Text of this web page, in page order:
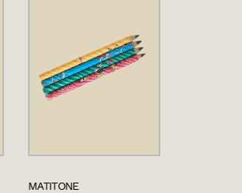
MATITONE